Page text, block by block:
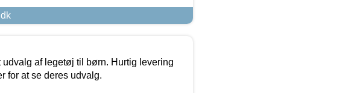
af legetøj til børn. Hurtig levering
for at se deres udvalg.